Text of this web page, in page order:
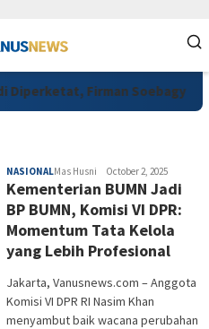
Firman Soebagyo
NASIONALMas Husni October 2, 2025
Kementerian BUMN Jadi
BP BUMN, Komisi VI DPR:
Momentum Tata Kelola
yang Lebih Profesional
Jakarta, Vanusnews.com – Anggota
Komisi VI DPR RI Nasim Khan
menyambut baik wacana perubahan